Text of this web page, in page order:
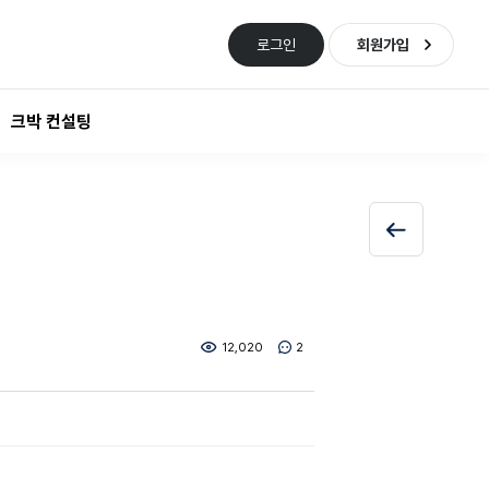
로그인 회원가입
크박 컨설팅
12,020 2